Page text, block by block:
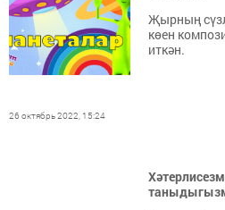
Җырның
көен
иткән.
26 октябрь 2022, 15:24